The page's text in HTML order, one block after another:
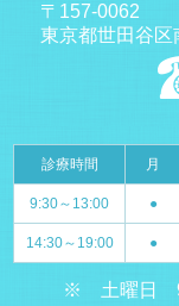
〒157-0062
東京都世田谷区
診療時間 月
9:30～13:00 ●
14:30～19:00 ●
※ 土曜日 9